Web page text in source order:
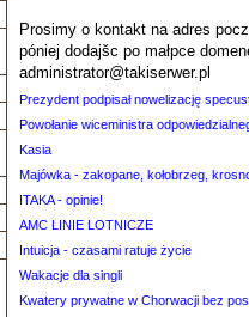
Prosimy o kontakt na adres
póniej dodajšc po małpce
administrator@takiserwer.pl
Prezydent podpisał nowelizację
Powołanie wiceministra
Kasia
Majówka - zakopane, kołobrzeg,
ITAKA - opinie!
AMC LINIE LOTNICZE
Intuicja - czasami ratuje życie
Wakacje dla singli
Kwatery prywatne w Chorwacji bez